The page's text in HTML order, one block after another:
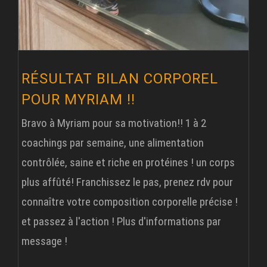
RÉSULTAT BILAN CORPOREL
POUR MYRIAM !!
Bravo à Myriam pour sa motivation!! 1 à 2
coachings par semaine, une alimentation
contrôlée, saine et riche en protéines ! un corps
plus affûté! Franchissez le pas, prenez rdv pour
connaître votre composition corporelle précise !
et passez à l'action ! Plus d'informations par
message !